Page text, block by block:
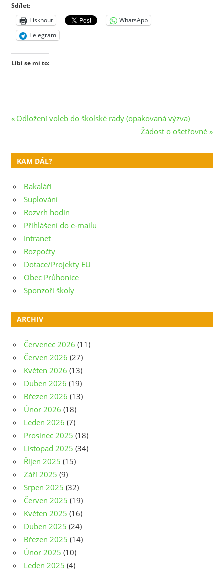
Sdílet:
Tisknout
WhatsApp
Telegram
Líbí se mi to:
Navigace
pro
příspěvek
Previous
Odložení voleb do školské rady (opakovaná výzva)
Next
Post:
Žádost o ošetřovné
KAM DÁL?
Bakaláři
Suplování
Rozvrh hodin
Přihlášení do e-mailu
Intranet
Rozpočty
Dotace/Projekty EU
Obec Průhonice
Sponzoři školy
ARCHIV
Červenec 2026 (11)
Červen 2026 (27)
Květen 2026 (13)
Duben 2026 (19)
Březen 2026 (13)
Únor 2026 (18)
Leden 2026 (7)
Prosinec 2025 (18)
Listopad 2025 (34)
Říjen 2025 (15)
Září 2025 (9)
Srpen 2025 (32)
Červen 2025 (19)
Květen 2025 (16)
Duben 2025 (24)
Březen 2025 (14)
Únor 2025 (10)
Leden 2025 (4)